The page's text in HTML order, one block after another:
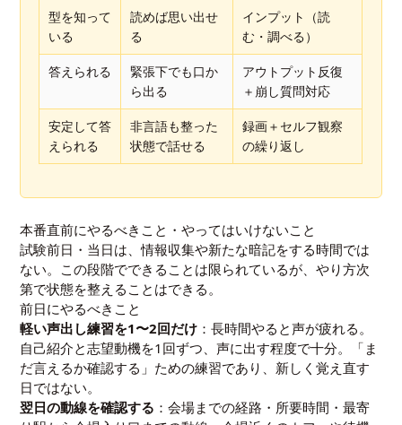
型を知って
いる
読めば思い出せ
る
インプット（読
む・調べる）
答えられる
緊張下でも口か
ら出る
アウトプット反復
＋崩し質問対応
安定して答
えられる
非言語も整った
状態で話せる
録画＋セルフ観察
の繰り返し
本番直前にやるべきこと・やってはいけないこと
試験前日・当日は、情報収集や新たな暗記をする時間では
ない。この段階でできることは限られているが、やり方次
第で状態を整えることはできる。
前日にやるべきこと
軽い声出し練習を1〜2回だけ ：長時間やると声が疲れる。
自己紹介と志望動機を1回ずつ、声に出す程度で十分。「ま
だ言えるか確認する」ための練習であり、新しく覚え直す
日ではない。
翌日の動線を確認する ：会場までの経路・所要時間・最寄